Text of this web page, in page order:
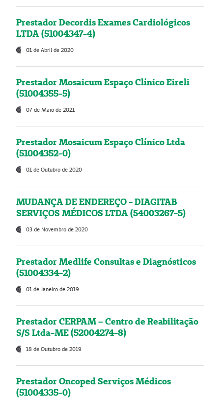
Prestador Decordis Exames Cardiológicos
LTDA (51004347-4)
01 de Abril de 2020
Prestador Mosaicum Espaço Clínico Eireli
(51004355-5)
07 de Maio de 2021
Prestador Mosaicum Espaço Clínico Ltda
(51004352-0)
01 de Outubro de 2020
MUDANÇA DE ENDEREÇO - DIAGITAB
SERVIÇOS MÉDICOS LTDA (54003267-5)
03 de Novembro de 2020
Prestador Medlife Consultas e Diagnósticos
(51004334-2)
01 de Janeiro de 2019
Prestador CERPAM – Centro de Reabilitação
S/S Ltda-ME (52004274-8)
18 de Outubro de 2019
Prestador Oncoped Serviços Médicos
(51004335-0)